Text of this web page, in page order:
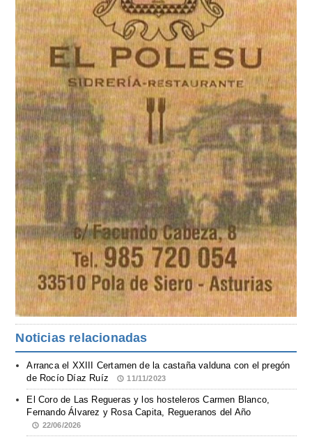
Noticias relacionadas
Arranca el XXIII Certamen de la castaña valduna con el pregón
de Rocío Díaz Ruíz
11/11/2023
El Coro de Las Regueras y los hosteleros Carmen Blanco,
Fernando Álvarez y Rosa Capita, Regueranos del Año
22/06/2026